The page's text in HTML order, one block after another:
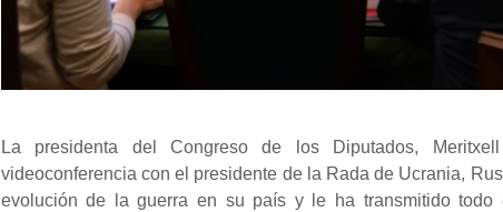
La presidenta del Congreso de los Diputados,
videoconferencia con el presidente de la Rada de Ucrania,
evolución de la guerra en su país y le ha transmitido